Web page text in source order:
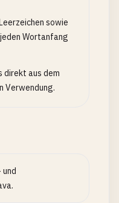
sowie
Wortanfang
direkt aus dem
Verwendung.
und